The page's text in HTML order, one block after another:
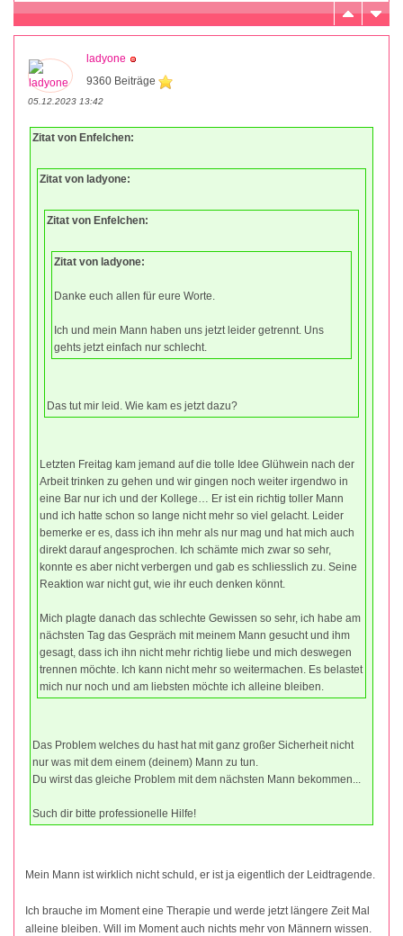
ladyone
9360 Beiträge
05.12.2023 13:42
Zitat von Enfelchen:
Zitat von ladyone:
Zitat von Enfelchen:
Zitat von ladyone:
Danke euch allen für eure Worte.
Ich und mein Mann haben uns jetzt leider getrennt. Uns
gehts jetzt einfach nur schlecht.
Das tut mir leid. Wie kam es jetzt dazu?
Letzten Freitag kam jemand auf die tolle Idee Glühwein nach der
Arbeit trinken zu gehen und wir gingen noch weiter irgendwo in
eine Bar nur ich und der Kollege… Er ist ein richtig toller Mann
und ich hatte schon so lange nicht mehr so viel gelacht. Leider
bemerke er es, dass ich ihn mehr als nur mag und hat mich auch
direkt darauf angesprochen. Ich schämte mich zwar so sehr,
konnte es aber nicht verbergen und gab es schliesslich zu. Seine
Reaktion war nicht gut, wie ihr euch denken könnt.
Mich plagte danach das schlechte Gewissen so sehr, ich habe am
nächsten Tag das Gespräch mit meinem Mann gesucht und ihm
gesagt, dass ich ihn nicht mehr richtig liebe und mich deswegen
trennen möchte. Ich kann nicht mehr so weitermachen. Es belastet
mich nur noch und am liebsten möchte ich alleine bleiben.
Das Problem welches du hast hat mit ganz großer Sicherheit nicht
nur was mit dem einem (deinem) Mann zu tun.
Du wirst das gleiche Problem mit dem nächsten Mann bekommen...
Such dir bitte professionelle Hilfe!
Mein Mann ist wirklich nicht schuld, er ist ja eigentlich der Leidtragende.
Ich brauche im Moment eine Therapie und werde jetzt längere Zeit Mal
alleine bleiben. Will im Moment auch nichts mehr von Männern wissen.